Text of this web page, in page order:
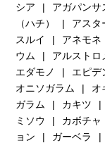
シア
アガパンサ
（ハチ）
アスタ
スルイ
アネモネ
ウム
アルストロ
エダモノ
エピデ
オニソガラム
オ
ガラム
カキツ
ミソウ
カボチャ
ョン
ガーベラ